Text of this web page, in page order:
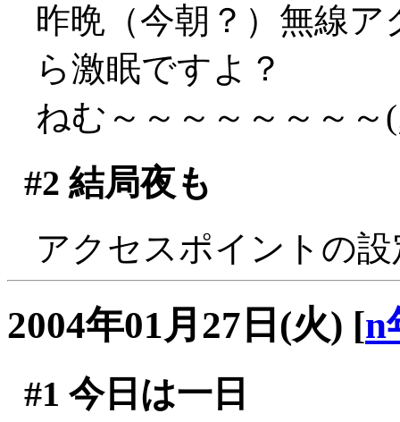
昨晩（今朝？）無線
ら激眠ですよ？
ねむ～～～～～～～～
#2 結局夜も
アクセスポイントの
2004年01月27日(火) [n
#1 今日は一日